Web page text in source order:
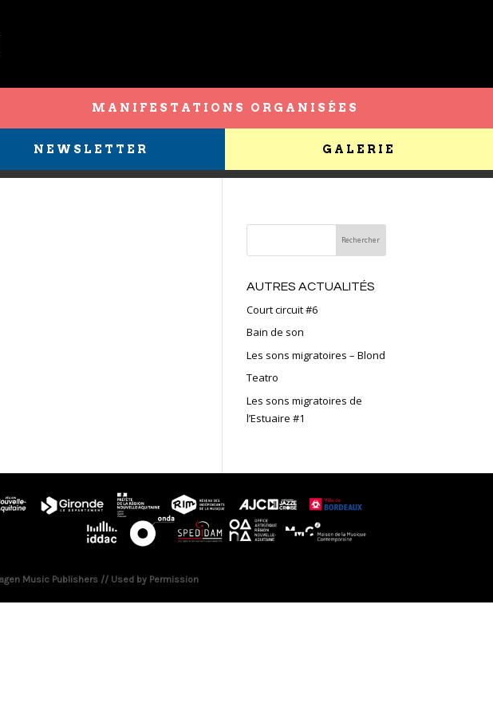
MANIFESTATIONS ORGANISÉES
NEWSLETTER GALERIE
AUTRES ACTUALITÉS
Court circuit #6
Bain de son
Les sons migratoires – Blond
Teatro
Les sons migratoires de
l’Estuaire #1
Music Publishers // Used by Permission